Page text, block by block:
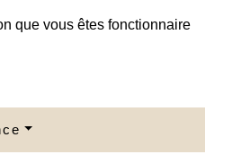
que vous êtes fonctionnaire